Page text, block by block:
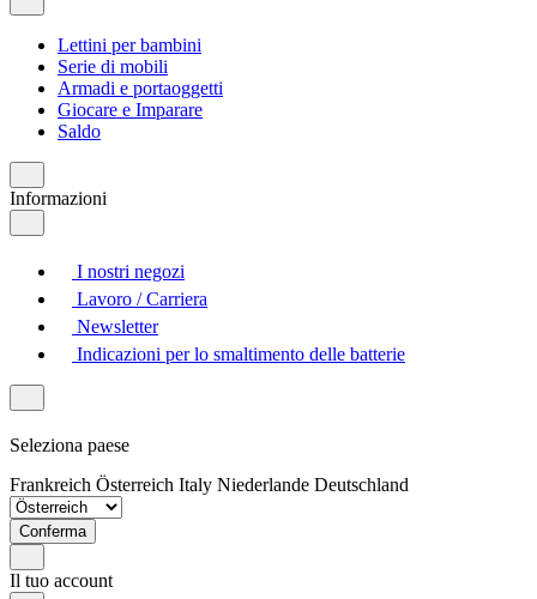
Lettini per bambini
Serie di mobili
Armadi e portaoggetti
Giocare e Imparare
Saldo
Informazioni
I nostri negozi
Lavoro / Carriera
Newsletter
Indicazioni per lo smaltimento delle batterie
Seleziona paese
Frankreich Österreich Italy Niederlande Deutschland
Conferma
Il tuo account